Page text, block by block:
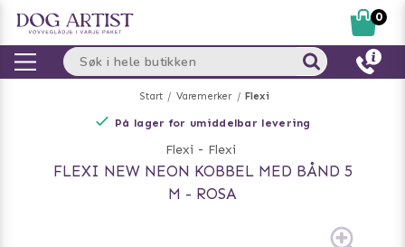
Start Varemerker Flexi
På lager for umiddelbar levering
Flexi - Flexi
FLEXI NEW NEON KOBBEL MED BÅND 5
M - ROSA
0